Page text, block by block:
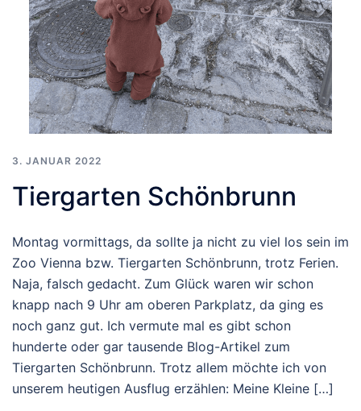
3. JANUAR 2022
Tiergarten Schönbrunn
Montag vormittags, da sollte ja nicht zu viel los sein im
Zoo Vienna bzw. Tiergarten Schönbrunn, trotz Ferien.
Naja, falsch gedacht. Zum Glück waren wir schon
knapp nach 9 Uhr am oberen Parkplatz, da ging es
noch ganz gut. Ich vermute mal es gibt schon
hunderte oder gar tausende Blog-Artikel zum
Tiergarten Schönbrunn. Trotz allem möchte ich von
unserem heutigen Ausflug erzählen: Meine Kleine […]